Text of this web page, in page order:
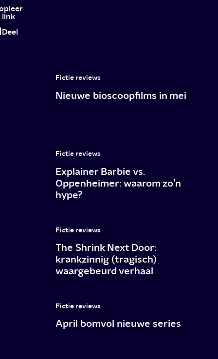
veilige
plekje
bij
zelfgekozen
link
Deel
Fictie reviews
Nieuwe bioscoopfilms in mei
Fictie reviews
Explainer Barbie vs.
Oppenheimer: waarom zo’n
hype?
Fictie reviews
The Shrink Next Door:
krankzinnig (tragisch)
waargebeurd verhaal
Fictie reviews
April bomvol nieuwe series